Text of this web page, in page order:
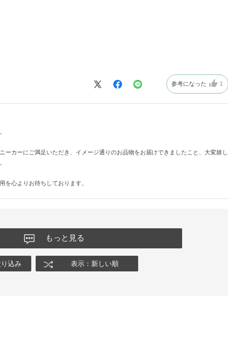
参考になった 1
ーカーにご満足いただき、イメージ通りのお品物をお届けできましたこと、大変嬉
を心よりお待ちしております。
もっと見る
込み 表示：新しい順